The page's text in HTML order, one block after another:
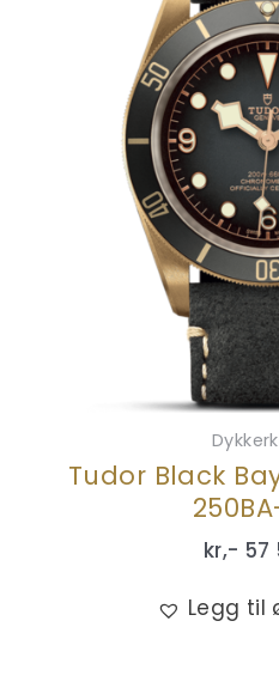
Tudor Black
kr,- 57
Legg til